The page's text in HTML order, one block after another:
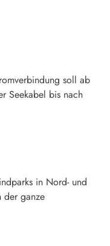
soll ab
Seekabel bis nach
in Nord- und
der ganze